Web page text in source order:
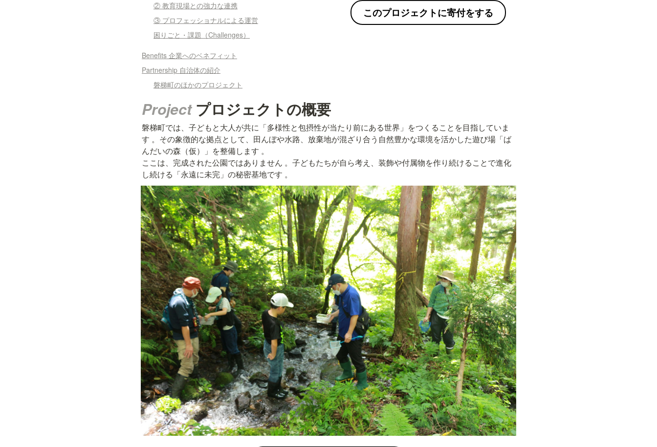
② 教育現場との強力な連携
③ プロフェッショナルによる運営
困りごと・課題（Challenges）
Benefits 企業へのベネフィット
Partnership 自治体の紹介
磐梯町のほかのプロジェクト
このプロジェクトに寄付をする
Project プロジェクトの概要
磐梯町では、子どもと大人が共に「多様性と包摂性が当たり前にある世界」をつくることを目指していま
す 。その象徴的な拠点として、田んぼや水路、放棄地が混ざり合う自然豊かな環境を活かした遊び場「ば
んだいの森（仮）」を整備します 。
ここは、完成された公園ではありません 。子どもたちが自ら考え、装飾や付属物を作り続けることで進化
し続ける「永遠に未完」の秘密基地です 。